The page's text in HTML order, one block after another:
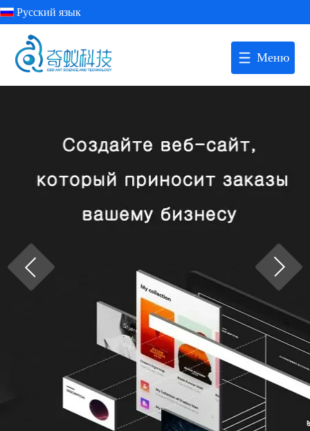
Русский язык
Меню